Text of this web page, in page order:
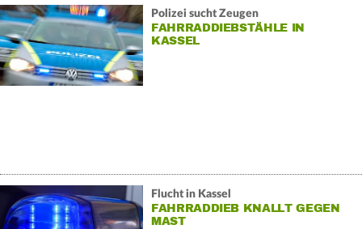
Polizei sucht Zeugen
FAHRRADDIEBSTÄHLE IN
KASSEL
Flucht in Kassel
FAHRRADDIEB KNALLT GEGEN
MAST